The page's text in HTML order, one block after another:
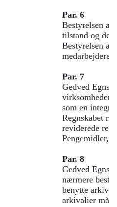
Par. 6
Bestyrelsen
tilstand og
Bestyrelsen
medarbejdere
Par. 7
Gedved
virksomheder,
som en
Regnskabet
reviderede
Pengemidler,
Par. 8
Gedved
nærmere
benytte
arkivalier må